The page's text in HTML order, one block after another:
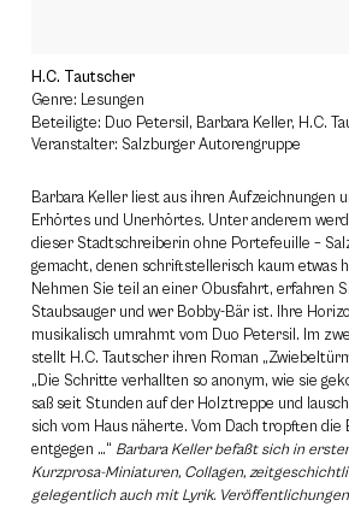
H.C. Tautscher
Genre: Lesungen
Beteiligte: Duo Petersil, Barbara Keller, H.C.
Veranstalter: Salzburger Autorengruppe
Barbara Keller liest aus ihren Aufzeichnungen
Erhörtes und Unerhörtes. Unter anderem
dieser Stadtschreiberin ohne Portefeuille –
gemacht, denen schriftstellerisch kaum etwas
Nehmen Sie teil an einer Obusfahrt, erfahren
Staubsauger und wer Bobby-Bär ist. Ihre
musikalisch umrahmt vom Duo Petersil. Im
stellt H.C. Tautscher ihren Roman
„Die Schritte verhallten so anonym, wie sie
saß seit Stunden auf der Holztreppe und
sich vom Haus näherte. Vom Dach tropften die
entgegen …“ Barbara Keller befaßt sich in
Kurzprosa-Miniaturen, Collagen,
gelegentlich auch mit Lyrik.